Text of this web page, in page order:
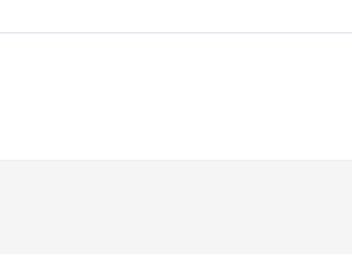
根据环境和需求进行参数调整,如灵敏度